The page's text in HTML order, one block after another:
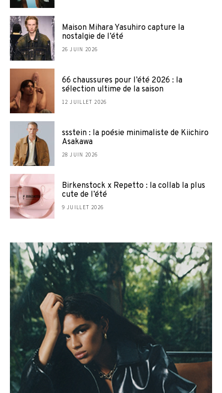
Maison Mihara Yasuhiro capture la
nostalgie de l’été
26 JUIN 2026
66 chaussures pour l’été 2026 : la
sélection ultime de la saison
12 JUILLET 2026
ssstein : la poésie minimaliste de Kiichiro
Asakawa
28 JUIN 2026
Birkenstock x Repetto : la collab la plus
cute de l’été
9 JUILLET 2026